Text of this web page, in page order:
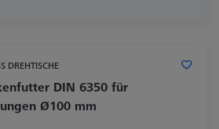
DREHTISCHE
DIN 6350 für
Ø100 mm